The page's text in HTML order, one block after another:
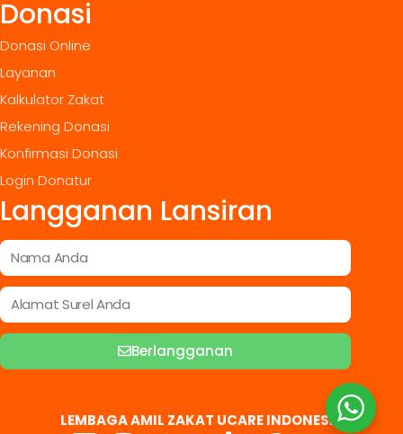
Donasi
Donasi Online
Layanan
Kalkulator Zakat
Rekening Donasi
Konfirmasi Donasi
Login Donatur
Langganan Lansiran
Berlangganan
LEMBAGA AMIL ZAKAT UCARE INDONESIA